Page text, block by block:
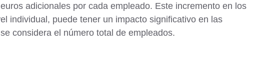
adicionales por cada empleado. Este incremento en los
individual, puede tener un impacto significativo en las
considera el número total de empleados.